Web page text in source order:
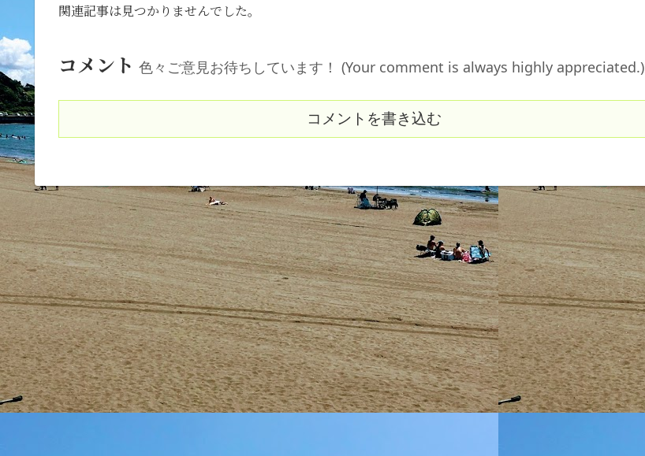
関連記事は見つかりませんでした。
コメント 色々ご意見お待ちしています！ (Your comment is always highly appreciated.)
コメントを書き込む